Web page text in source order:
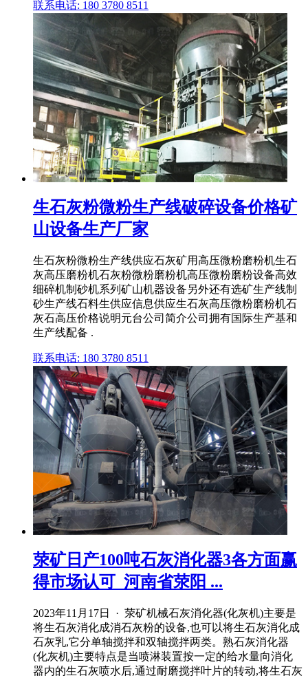
联系电话: 180 3780 8511
生石灰粉微粉生产线破碎设备价格矿
山设备生产厂家
生石灰粉微粉生产线供应石灰矿用高压微粉磨粉机生石
灰高压磨粉机石灰粉微粉磨粉机高压微粉磨粉设备高效
细碎机制砂机系列矿山机器设备另外还有选矿生产线制
砂生产线石料生供应信息供应生石灰高压微粉磨粉机石
灰石高压价格说明元台公司简介公司拥有国际生产基和
生产线配备 .
联系电话: 180 3780 8511
荥矿日产100吨石灰消化器3各方面赢
得市场认可_河南省荥阳 ...
2023年11月17日 · 荥矿机械石灰消化器(化灰机)主要是
将生石灰消化成消石灰粉的设备,也可以将生石灰消化成
石灰乳,它分单轴搅拌和双轴搅拌两类。熟石灰消化器
(化灰机)主要特点是当喷淋装置按一定的给水量向消化
器内的生石灰喷水后,通过耐磨搅拌叶片的转动,将生石灰